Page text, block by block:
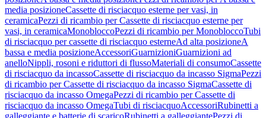
media posizioneCassette di risciacquo esterne per vasi, in
ceramicaPezzi di ricambio per Cassette di risciacquo esterne per
vasi, in ceramicaMonobloccoPezzi di ricambio per MonobloccoTubi
di risciacquo per cassette di risciacquo esterneAd alta posizioneA
bassa e media posizioneAccessoriGuarnizioniGuarnizioni ad
anelloNippli, rosoni e riduttori di flussoMateriali di consumoCassette
di risciacquo da incassoCassette di risciacquo da incasso SigmaPezzi
di ricambio per Cassette di risciacquo da incasso SigmaCassette di
risciacquo da incasso OmegaPezzi di ricambio per Cassette di
risciacquo da incasso OmegaTubi di risciacquoAccessoriRubinetti a
galleggiante e batterie di scaricoRubinetti a galleggiantePezzi di